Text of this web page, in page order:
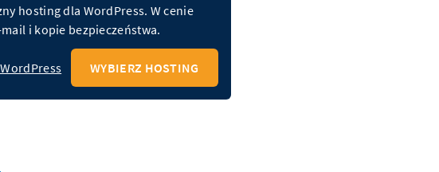
hosting dla WordPress. W cenie
i kopie bezpieczeństwa.
WYBIERZ HOSTING